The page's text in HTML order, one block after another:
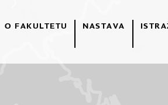
O FAKULTETU NASTAVA